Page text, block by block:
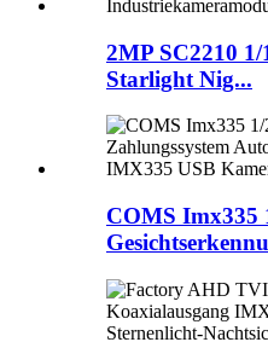
2MP SC2210
Starlight Nig...
COMS Imx335